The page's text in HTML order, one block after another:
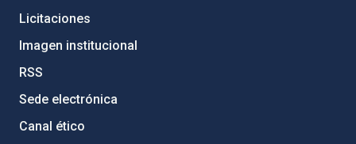
Licitaciones
Imagen institucional
RSS
Sede electrónica
Canal ético